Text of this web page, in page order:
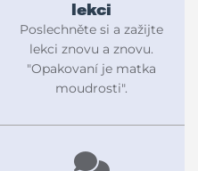
lekci
Poslechněte si a zažijte
lekci znovu a znovu.
"Opakovaní je matka
moudrosti".